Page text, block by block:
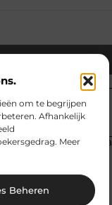
om te begrijpen
Afhankelijk
Meer
Beheren
en presenteren